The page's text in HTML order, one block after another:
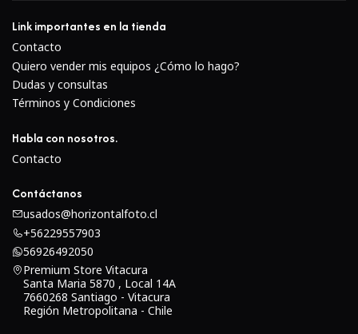
Link importantes en la tienda
Contacto
Quiero vender mis equipos ¿Cómo lo hago?
Dudas y consultas
Términos y Condiciones
Habla con nosotros.
Contacto
Contáctanos
usados@horizontalfoto.cl
+56229557903
56926492050
Premium Store Vitacura
Santa Maria 5870 , Local 14A
7660268 Santiago - Vitacura
Región Metropolitana - Chile